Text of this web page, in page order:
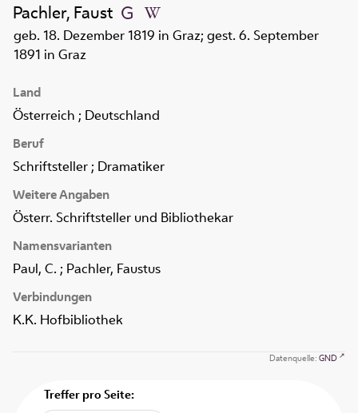
Pachler, Faust
geb. 18. Dezember 1819 in Graz; gest. 6. September
1891 in Graz
Land
Österreich ; Deutschland
Beruf
Schriftsteller ; Dramatiker
Weitere Angaben
Österr. Schriftsteller und Bibliothekar
Namensvarianten
Paul, C. ; Pachler, Faustus
Verbindungen
K.K. Hofbibliothek
Datenquelle: GND
Treffer pro Seite: